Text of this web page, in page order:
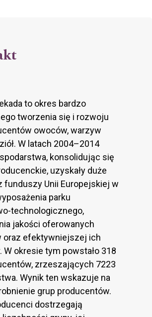
to okres bardzo
tworzenia się i rozwoju
owoców, warzyw
W latach 2004–2014
konsolidując się
uzyskały duże
funduszy Unii Europejskiej w
parku
technologicznego,
jakości oferowanych
oraz efektywniejszej ich
W okresie tym powstało 318
zrzeszających 7223
Wynik ten wskazuje na
grup producentów.
dostrzegają